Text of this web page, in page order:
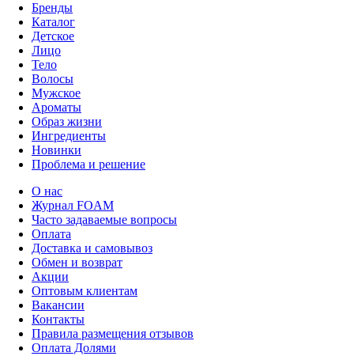
Бренды
Каталог
Детское
Лицо
Тело
Волосы
Мужское
Ароматы
Образ жизни
Ингредиенты
Новинки
Проблема и решение
О нас
Журнал FOAM
Часто задаваемые вопросы
Оплата
Доставка и самовывоз
Обмен и возврат
Акции
Оптовым клиентам
Вакансии
Контакты
Правила размещения отзывов
Оплата Долями